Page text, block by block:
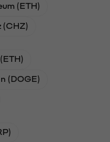
(ETH)
(CHZ)
(DOGE)